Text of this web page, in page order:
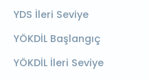
YDS İleri Seviye
YÖKDİL Başlangıç
YÖKDİL İleri Seviye